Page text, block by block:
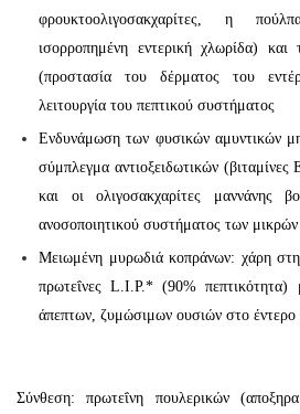
φρουκτοολιγοσακχαρίτες, η
ισορροπημένη εντερική χλωρίδα)
(προστασία του δέρματος του
λειτουργία του πεπτικού συστήματος
Ενδυνάμωση των φυσικών αμυντικών
σύμπλεγμα αντιοξειδωτικών
και οι ολιγοσακχαρίτες μαννάνης
ανοσοποιητικού συστήματος των μικρών
Μειωμένη μυρωδιά κοπράνων: χάρη
πρωτεΐνες L.I.P.* (90% πεπτικότητα)
άπεπτων, ζυμώσιμων ουσιών στο έντερο
Σύνθεση: πρωτεΐνη πουλερικών